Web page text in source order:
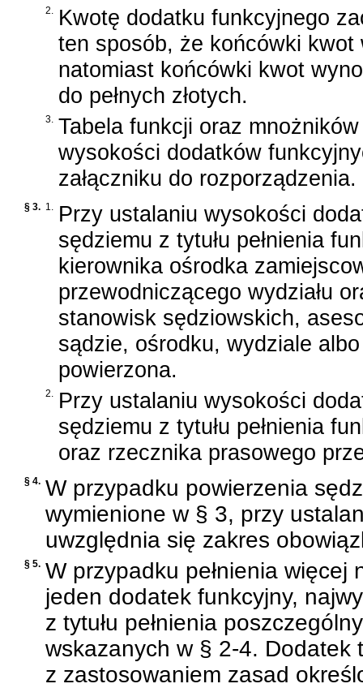
2. Kwotę dodatku funkcyjnego
ten sposób, że końcówki
natomiast końcówki kwot
do pełnych złotych.
3. Tabela funkcji oraz
wysokości dodatków
załączniku do rozporządzenia.
§ 3. 1. Przy ustalaniu wysokości
sędziemu z tytułu pełnienia
kierownika ośrodka
przewodniczącego wydziału
stanowisk sędziowskich,
sądzie, ośrodku, wydziale
powierzona.
2. Przy ustalaniu wysokości
sędziemu z tytułu pełnienia
oraz rzecznika prasowego
§ 4. W przypadku powierzenia
wymienione w § 3, przy
uwzględnia się zakres
§ 5. W przypadku pełnienia więcej
jeden dodatek funkcyjny,
z tytułu pełnienia
wskazanych w § 2-4. Dodatek
z zastosowaniem zasad